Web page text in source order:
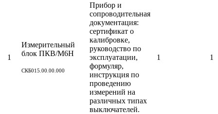
1
Измерительный
блок ПКВ/М6Н
СКБ015.00.00.000
Прибор и
сопроводительная
документация:
сертификат о
калибровке,
руководство по
эксплуатации,
формуляр,
инструкция по
проведению
измерений на
различных типах
выключателей.
1 1